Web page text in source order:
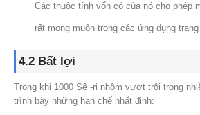
Các thuộc tính vốn có của nó cho phép
rất mong muốn trong các ứng dụng
4.2 Bất lợi
Trong khi 1000 Sê -ri nhôm vượt trội trong
trình bày những hạn chế nhất định: